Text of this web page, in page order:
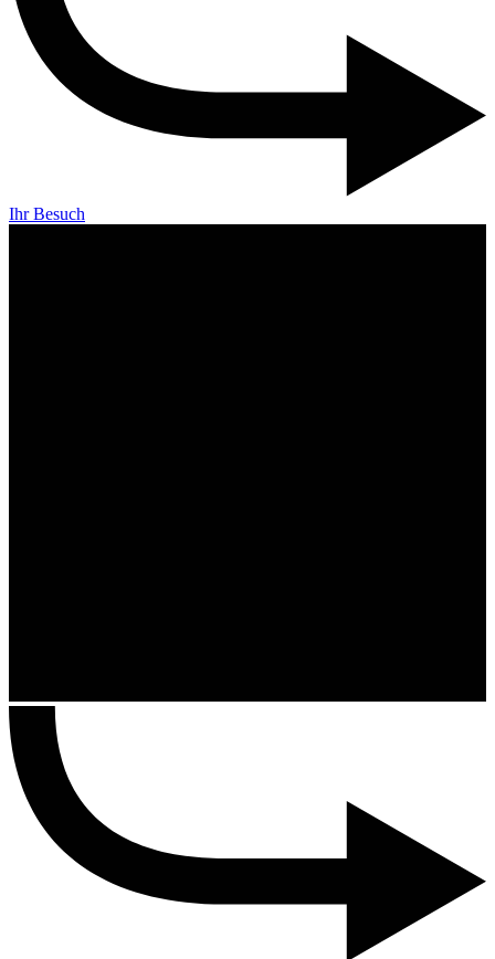
Ihr Besuch